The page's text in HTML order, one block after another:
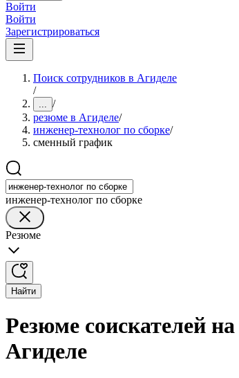
Войти
Войти
Зарегистрироваться
Поиск сотрудников в Агиделе
/
... /
резюме в Агиделе/
инженер-технолог по сборке/
сменный график
инженер-технолог по сборке
Резюме
Найти
Резюме соискателей
Агиделе